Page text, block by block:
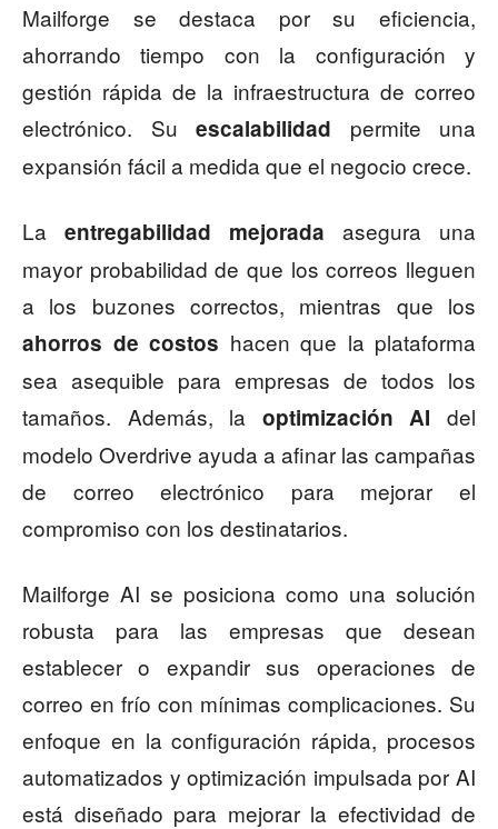
Mailforge se destaca por su eficiencia,
ahorrando tiempo con la configuración y
gestión rápida de la infraestructura de correo
electrónico. Su escalabilidad permite una
expansión fácil a medida que el negocio crece.
La entregabilidad mejorada asegura una
mayor probabilidad de que los correos lleguen
a los buzones correctos, mientras que los
ahorros de costos hacen que la plataforma
sea asequible para empresas de todos los
tamaños. Además, la optimización AI del
modelo Overdrive ayuda a afinar las campañas
de correo electrónico para mejorar el
compromiso con los destinatarios.
Mailforge AI se posiciona como una solución
robusta para las empresas que desean
establecer o expandir sus operaciones de
correo en frío con mínimas complicaciones. Su
enfoque en la configuración rápida, procesos
automatizados y optimización impulsada por AI
está diseñado para mejorar la efectividad de